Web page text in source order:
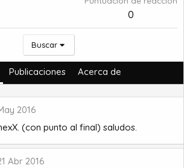
0
Buscar
Publicaciones Acerca de
2016
(con punto al final) saludos.
Abr 2016